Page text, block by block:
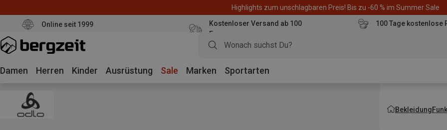
Highlights zum unschlagbaren Preis! Bis zu -60 % im Summer Sale
Online seit 1999
Kostenloser Versand ab 100
Euro
100 Tage kostenlose
Damen Herren Kinder Ausrüstung Sale Marken Sportarten
Bekleidung